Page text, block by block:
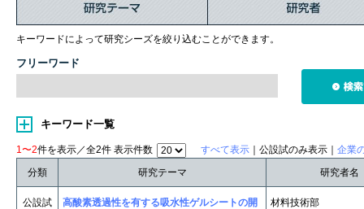
キーワードによって研究シーズを絞り込むことができます。
フリーワード
キーワード一覧
1〜2件を表示／全2件 表示件数 すべて表示 ｜公設試のみ表示｜ 企業
分類
研究テーマ 研究者名
公設試
高酸素透過性を有する吸水性ゲルシートの開
材料技術部